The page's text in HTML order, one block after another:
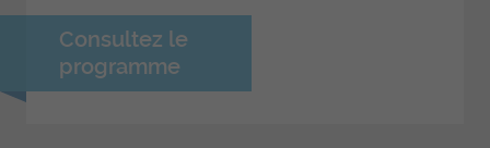
Consultez le
programme